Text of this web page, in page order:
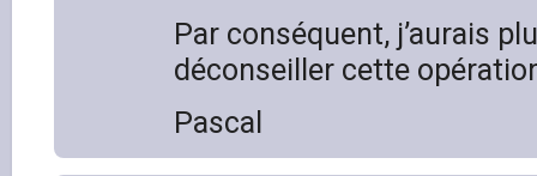
Par conséquent, j’aurais
déconseiller cette
Pascal